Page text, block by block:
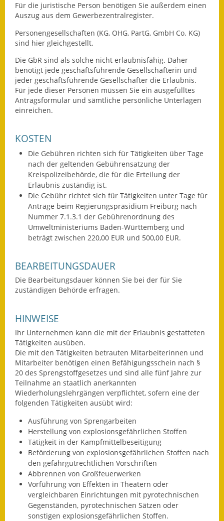
Für die juristische Person benötigen Sie außerdem einen
Auszug aus dem Gewerbezentralregister.
Personengesellschaften (KG, OHG, PartG, GmbH Co. KG)
sind hier gleichgestellt.
Die GbR sind als solche nicht erlaubnisfähig. Daher
benötigt jede geschäftsführende Gesellschafterin und
jeder geschäftsführende Gesellschafter die Erlaubnis.
Für jede dieser Personen müssen Sie ein ausgefülltes
Antragsformular und sämtliche persönliche Unterlagen
einreichen.
KOSTEN
Die Gebühren richten sich für Tätigkeiten über Tage
nach der geltenden Gebührensatzung der
Kreispolizeibehörde, die für die Erteilung der
Erlaubnis zuständig ist.
Die Gebühr richtet sich für Tätigkeiten unter Tage für
Anträge beim Regierungspräsidium Freiburg nach
Nummer 7.1.3.1 der Gebührenordnung des
Umweltministeriums Baden-Württemberg und
beträgt zwischen 220,00 EUR und 500,00 EUR.
BEARBEITUNGSDAUER
Die Bearbeitungsdauer können Sie bei der für Sie
zuständigen Behörde erfragen.
HINWEISE
Ihr Unternehmen kann die mit der Erlaubnis gestatteten
Tätigkeiten ausüben.
Die mit den Tätigkeiten betrauten Mitarbeiterinnen und
Mitarbeiter benötigen einen Befähigungsschein nach §
20 des Sprengstoffgesetzes und sind alle fünf Jahre zur
Teilnahme an staatlich anerkannten
Wiederholungslehrgängen verpflichtet, sofern eine der
folgenden Tätigkeiten ausübt wird:
Ausführung von Sprengarbeiten
Herstellung von explosionsgefährlichen Stoffen
Tätigkeit in der Kampfmittelbeseitigung
Beförderung von explosionsgefährlichen Stoffen nach
den gefahrgutrechtlichen Vorschriften
Abbrennen von Großfeuerwerken
Vorführung von Effekten in Theatern oder
vergleichbaren Einrichtungen mit pyrotechnischen
Gegenständen, pyrotechnischen Sätzen oder
sonstigen explosionsgefährlichen Stoffen.